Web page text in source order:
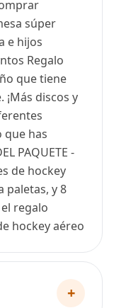
súper
e hijos
Regalo
que tiene
discos y
que has
PAQUETE -
de hockey
paletas, y 8
regalo
hockey aéreo
+